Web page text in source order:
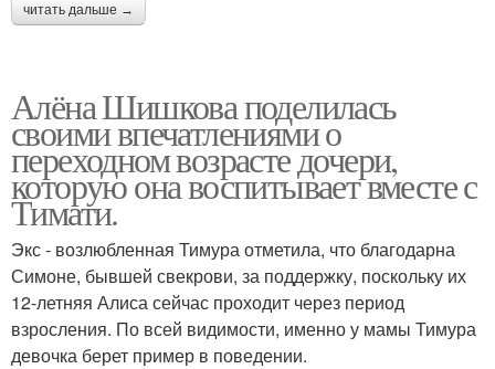
читать дальше →
Алёна Шишкова поделилась
своими впечатлениями о
переходном возрасте дочери,
которую она воспитывает вместе с
Тимати.
Экс - возлюбленная Тимура отметила, что благодарна
Симоне, бывшей свекрови, за поддержку, поскольку их
12-летняя Алиса сейчас проходит через период
взросления. По всей видимости, именно у мамы Тимура
девочка берет пример в поведении.